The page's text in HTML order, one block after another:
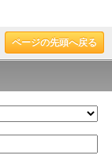
ページの先頭へ戻る